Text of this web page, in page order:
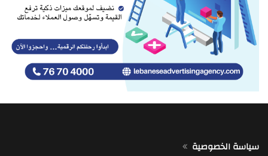
سياسة الخصوصية